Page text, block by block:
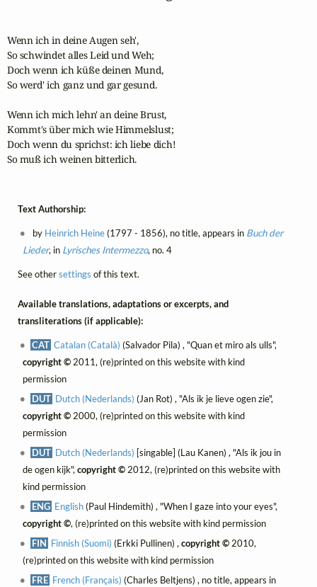
Wenn ich in deine Augen seh',
So schwindet alles Leid und Weh;
Doch wenn ich küße deinen Mund,
So werd' ich ganz und gar gesund.
Wenn ich mich lehn' an deine Brust,
Kommt's über mich wie Himmelslust;
Doch wenn du sprichst: ich liebe dich!
So muß ich weinen bitterlich.
Text Authorship:
by Heinrich Heine(1797 - 1856), no title, appears in Buch der
Lieder, in Lyrisches Intermezzo, no. 4
See othersettings of this text.
Available translations, adaptations or excerpts, and
transliterations (if applicable):
CAT Catalan (Català) (Salvador Pila) , "Quan et miro als ulls",
copyright ©2011, (re)printed on this website with kind
permission
DUT Dutch (Nederlands) (Jan Rot) , "Als ik je lieve ogen zie",
copyright ©2000, (re)printed on this website with kind
permission
DUT Dutch (Nederlands) [singable] (Lau Kanen) , "Als ik jou in
de ogen kijk",copyright ©2012, (re)printed on this website with
kind permission
ENG English(Paul Hindemith) , "When I gaze into your eyes",
copyright ©, (re)printed on this website with kind permission
FIN Finnish (Suomi) (Erkki Pullinen) ,copyright ©2010,
(re)printed on this website with kind permission
FRE French (Français) (Charles Beltjens) , no title, appears in